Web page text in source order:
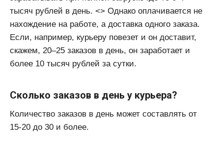
тысяч рублей в день. <> Однако оплачивается не
нахождение на работе, а доставка одного заказа.
Если, например, курьеру повезет и он доставит,
скажем, 20–25 заказов в день, он заработает и
более 10 тысяч рублей за сутки.
Сколько заказов в день у курьера?
Количество заказов в день может составлять от
15-20 до 30 и более.